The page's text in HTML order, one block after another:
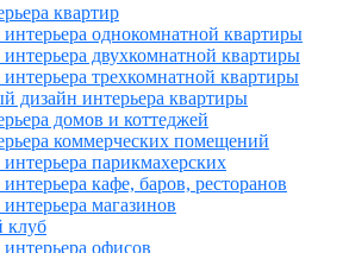
квартир
однокомнатной квартиры
двухкомнатной квартиры
трехкомнатной квартиры
дизайн интерьера квартиры
домов и коттеджей
коммерческих помещений
парикмахерских
кафе, баров, ресторанов
магазинов
клуб
офисов